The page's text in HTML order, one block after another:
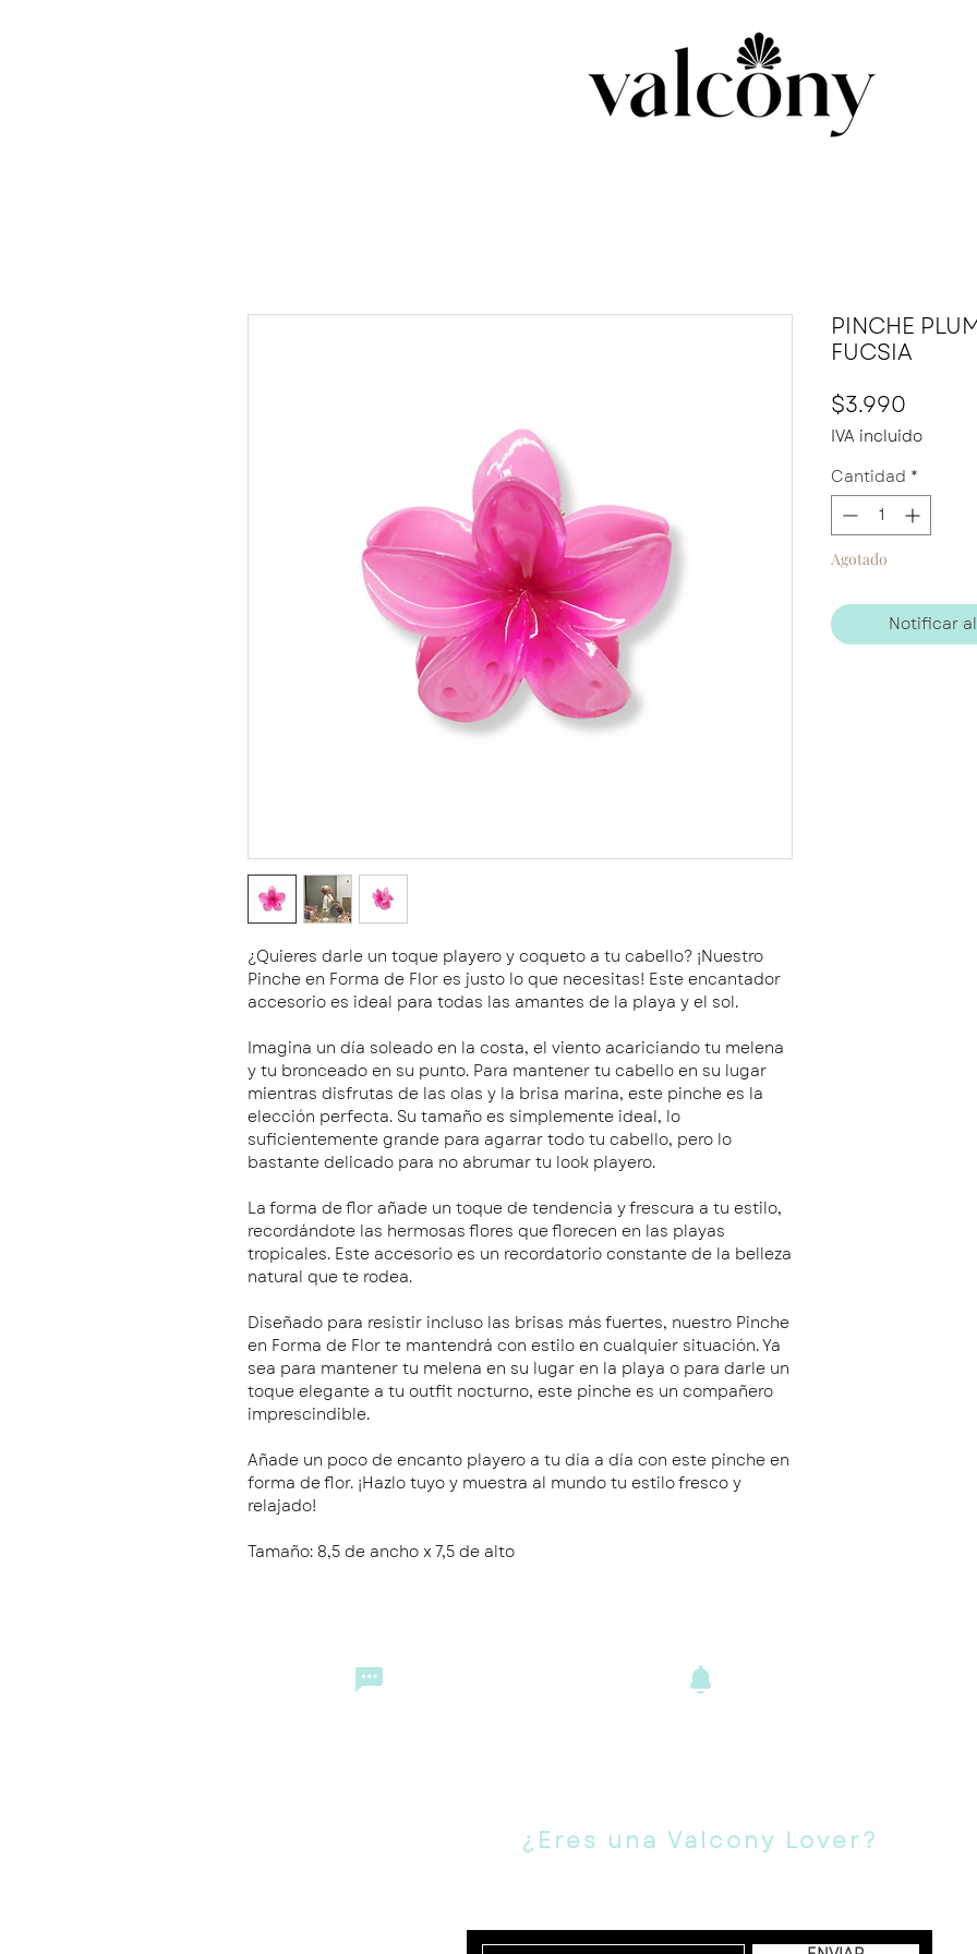
¿Quieres darle un toque playero y coqueto a tu cabello? ¡Nuestro
Pinche en Forma de Flor es justo lo que necesitas! Este encantador
accesorio es ideal para todas las amantes de la playa y el sol.
Imagina un día soleado en la costa, el viento acariciando tu melena
y tu bronceado en su punto. Para mantener tu cabello en su lugar
mientras disfrutas de las olas y la brisa marina, este pinche es la
elección perfecta. Su tamaño es simplemente ideal, lo
suficientemente grande para agarrar todo tu cabello, pero lo
bastante delicado para no abrumar tu look playero.
La forma de flor añade un toque de tendencia y frescura a tu estilo,
recordándote las hermosas flores que florecen en las playas
tropicales. Este accesorio es un recordatorio constante de la belleza
natural que te rodea.
Diseñado para resistir incluso las brisas más fuertes, nuestro Pinche
en Forma de Flor te mantendrá con estilo en cualquier situación. Ya
sea para mantener tu melena en su lugar en la playa o para darle un
toque elegante a tu outfit nocturno, este pinche es un compañero
imprescindible.
Añade un poco de encanto playero a tu día a día con este pinche en
forma de flor. ¡Hazlo tuyo y muestra al mundo tu estilo fresco y
relajado!
Tamaño: 8,5 de ancho x 7,5 de alto
PINCHE
FUCSIA
$3.990
IVA incluido
Cantidad *
Agotado
Notificar
¿Eres una Valcony Lover?